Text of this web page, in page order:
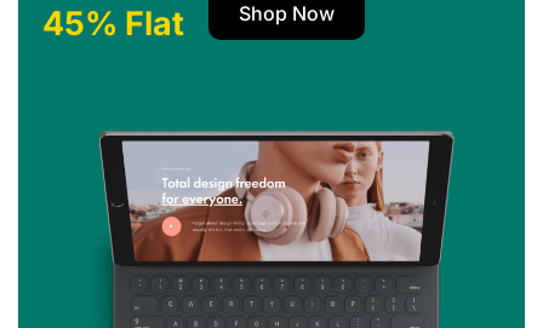
45% Flat Shop Now